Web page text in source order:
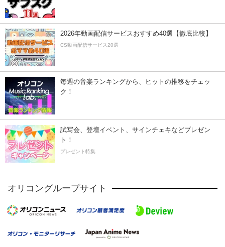
2026年動画配信サービスおすすめ40選【徹底比較】
CS動画配信サービス20選
毎週の音楽ランキングから、ヒットの推移をチェッ
ク！
試写会、登壇イベント、サインチェキなどプレゼン
ト！
プレゼント特集
オリコングループサイト